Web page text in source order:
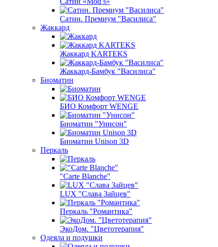
Сатин. Премиум "Василиса"
Жаккард
Жаккард KARTEKS
Жаккард-Бамбук "Василиса"
Биоматин
БИО Комфорт WENGE
Биоматин "Унисон"
Биоматин Unison 3D
Перкаль
"Carte Blanche"
LUX "Слава Зайцев"
Перкаль "Романтика"
ЭкоДом. "Цветотерапия"
Одеяла и подушки